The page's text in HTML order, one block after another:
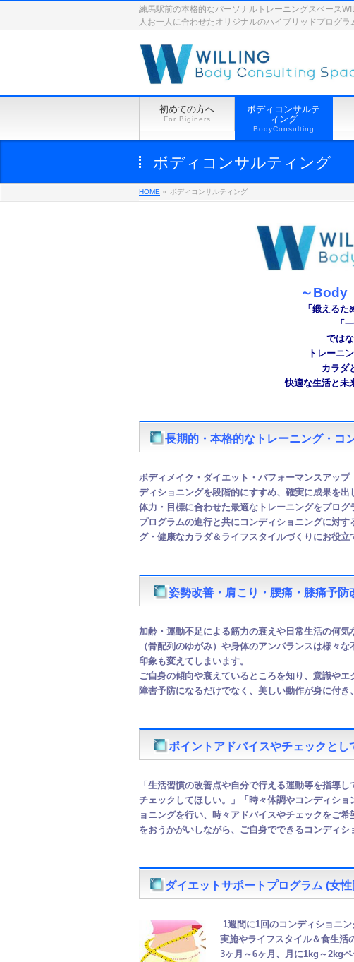
練馬駅前の本格的なパーソナルトレーニングスペース
人お一人に合わせたオリジナルのハイブリッドプログラ
初めての方へ
For Biginers
ボディコンサルテ
ィング
BodyConsulting
ボディコンサルティング
HOME » ボディコンサルティング
～
「鍛える
「
ではな
トレーニ
カラダ
快適な生活と未
長期的・本格的なトレーニング・コ
ボディメイク・ダイエット・パフォーマンスアッ
ディショニングを段階的にすすめ、確実に成果を出
体力・目標に合わせた最適なトレーニングをプロ
プログラムの進行と共にコンディショニングに対
グ・健康なカラダ＆ライフスタイルづくりにお役立
姿勢改善・肩こり・腰痛・膝痛予防
加齢・運動不足による筋力の衰えや日常生活の何
（骨配列のゆがみ）や身体のアンバランスは様々
印象も変えてしまいます。
ご自身の傾向や衰えているところを知り、意識や
障害予防になるだけでなく、美しい動作が身に付き
ポイントアドバイスやチェックとし
「生活習慣の改善点や自分で行える運動等を指導
チェックしてほしい。」「時々体調やコンディショ
ョニングを行い、 時々アドバイスやチェックをご
をおうかがいしながら、ご自身でできるコンディ
ダイエットサポートプログラム (女性
1週間に1回のコンディショニ
実施やライフスタイル＆食生活
3ヶ月～6ヶ月、月に1kg～2kg